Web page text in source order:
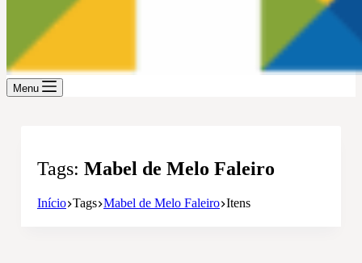
Menu
Tags Mabel de Melo Faleiro
Início Tags Mabel de Melo Faleiro Itens